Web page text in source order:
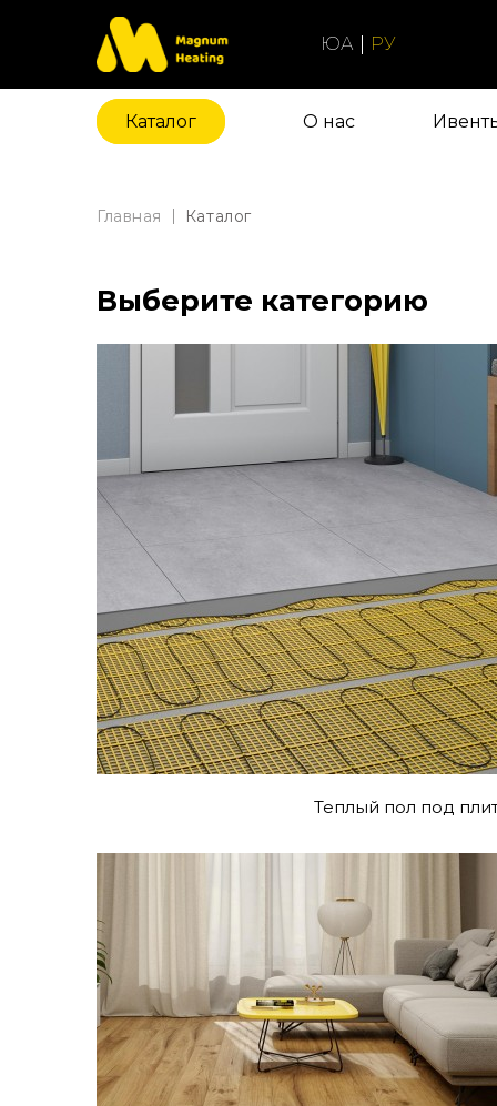
ЮА РУ
Каталог О нас
Главная Каталог
Выберите категорию
Теплый пол под